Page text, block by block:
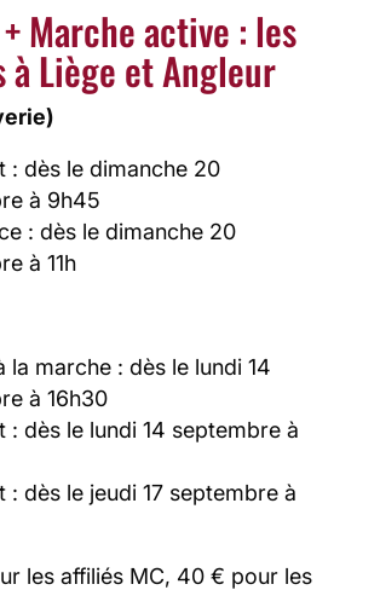
Marche active : les
à Liège et Angleur
: dès le dimanche 20
à 9h45
: dès le dimanche 20
à 11h
la marche : dès le lundi 14
à 16h30
: dès le lundi 14 septembre à
: dès le jeudi 17 septembre à
les affiliés MC, 40 € pour les